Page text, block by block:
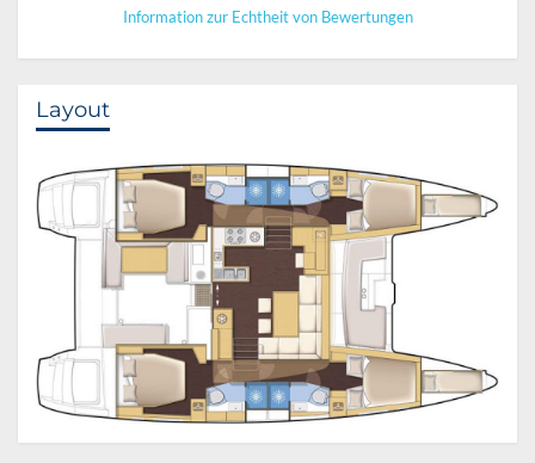
Information zur Echtheit von Bewertungen
Layout